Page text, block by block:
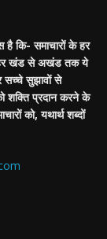
कि- समाचारों के हर
के हर खंड से अखंड तक ये
सच्चे सुझावों से
शक्ति प्रदान करने के
को, यथार्थ शब्दों